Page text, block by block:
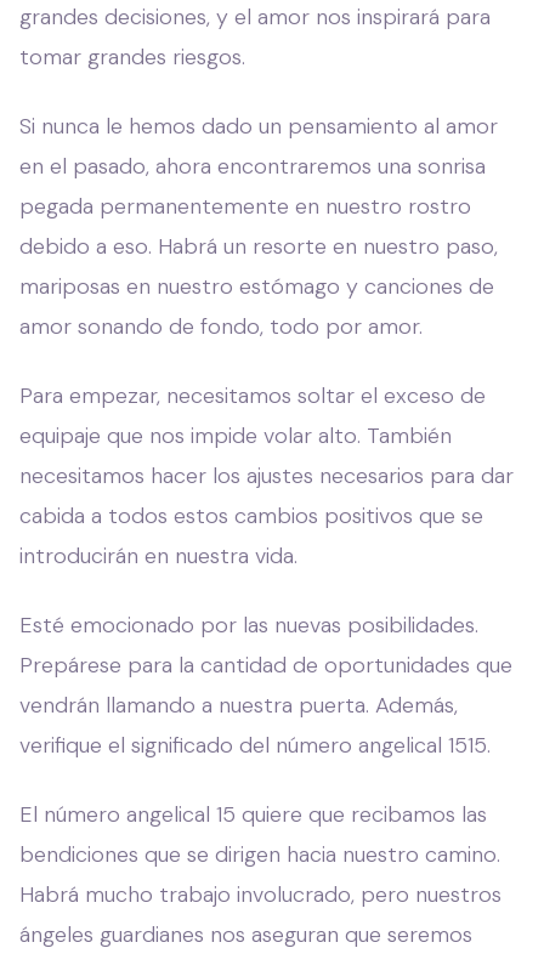
grandes decisiones, y el amor nos inspirará para
tomar grandes riesgos.
Si nunca le hemos dado un pensamiento al amor
en el pasado, ahora encontraremos una sonrisa
pegada permanentemente en nuestro rostro
debido a eso. Habrá un resorte en nuestro paso,
mariposas en nuestro estómago y canciones de
amor sonando de fondo, todo por amor.
Para empezar, necesitamos soltar el exceso de
equipaje que nos impide volar alto. También
necesitamos hacer los ajustes necesarios para dar
cabida a todos estos cambios positivos que se
introducirán en nuestra vida.
Esté emocionado por las nuevas posibilidades.
Prepárese para la cantidad de oportunidades que
vendrán llamando a nuestra puerta. Además,
verifique el significado del número angelical 1515.
El número angelical 15 quiere que recibamos las
bendiciones que se dirigen hacia nuestro camino.
Habrá mucho trabajo involucrado, pero nuestros
ángeles guardianes nos aseguran que seremos